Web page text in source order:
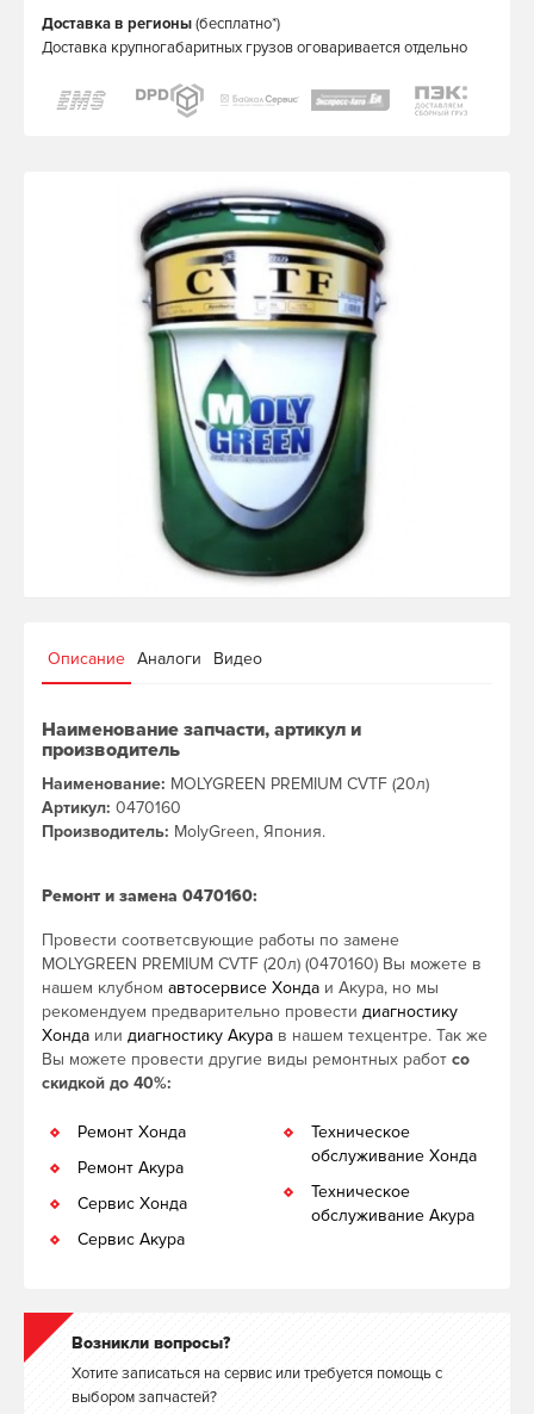
Доставка в регионы(бесплатно*)
Доставка крупногабаритных грузов оговаривается отдельно
Описание Аналоги Видео
Наименование запчасти, артикул и
производитель
Наименование: MOLYGREEN PREMIUM CVTF (20л)
Артикул: 0470160
Производитель: MolyGreen, Япония.
Ремонт и замена 0470160:
Провести соответсвующие работы по замене
MOLYGREEN PREMIUM CVTF (20л) (0470160) Вы можете в
нашем клубном автосервисе Хонда и Акура, но мы
рекомендуем предварительно провести диагностику
Хонда или диагностику Акура в нашем техцентре. Так же
Вы можете провести другие виды ремонтных работ со
скидкой до 40%:
Ремонт Хонда
Ремонт Акура
Сервис Хонда
Сервис Акура
Техническое
обслуживание Хонда
Техническое
обслуживание Акура
Возникли вопросы?
Хотите записаться на сервис или требуется помощь с
выбором запчастей?